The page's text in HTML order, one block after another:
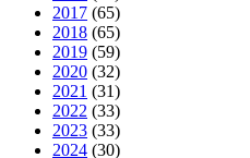
2017 (65)
2018 (65)
2019 (59)
2020 (32)
2021 (31)
2022 (33)
2023 (33)
2024 (30)